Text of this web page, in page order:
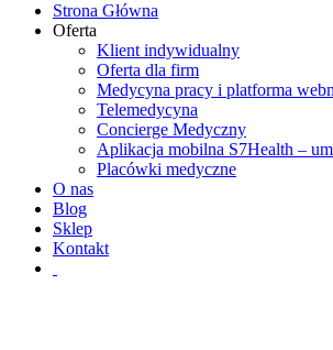
Strona Główna
Oferta
Klient indywidualny
Oferta dla firm
Medycyna pracy i platforma
Telemedycyna
Concierge Medyczny
Aplikacja mobilna S7Health –
Placówki medyczne
O nas
Blog
Sklep
Kontakt